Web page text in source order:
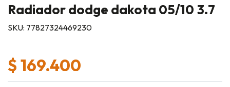
Radiador dodge dakota 05/10 3.7
SKU: 77827324469230
$ 169.400